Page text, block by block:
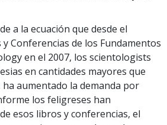
a la ecuación que desde el
Conferencias de los Fundamentos
en el 2007, los scientologists
en cantidades mayores que
ha aumentado la demanda por
los feligreses han
esos libros y conferencias, el